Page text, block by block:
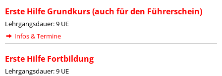
Erste Hilfe Grundkurs (auch für den Führerschein)
Lehrgangsdauer: 9 UE
Infos & Termine
Erste Hilfe Fortbildung
Lehrgangsdauer: 9 UE